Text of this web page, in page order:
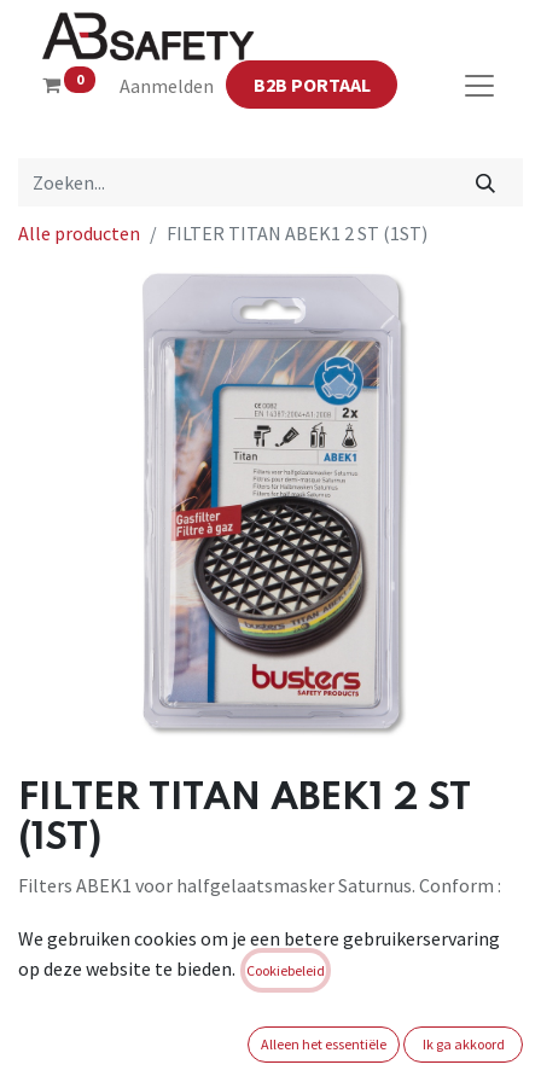
0 Aanmelden B2B PORTAAL
Alle producten FILTER TITAN ABEK1 2 ST (1ST)
FILTER TITAN ABEK1 2 ST
(1ST)
Filters ABEK1 voor halfgelaatsmasker Saturnus. Conform :
Brand:
Login of registreer om verder te
We gebruiken cookies om je een betere gebruikerservaring
op deze website te bieden.
Cookiebeleid
Alleen het essentiële Ik ga akkoord